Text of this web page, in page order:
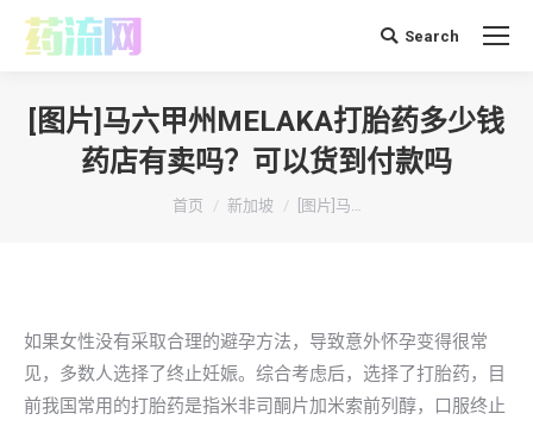
搜 Search
[图片]马六甲州MELAKA打胎药多少钱
药店有卖吗？可以货到付款吗
你在这里：
首页 新加坡 [图片]马…
如果女性没有采取合理的避孕方法，导致意外怀孕变得很常
见，多数人选择了终止妊娠。综合考虑后，选择了打胎药，目
前我国常用的打胎药是指米非司酮片加米索前列醇，口服终止